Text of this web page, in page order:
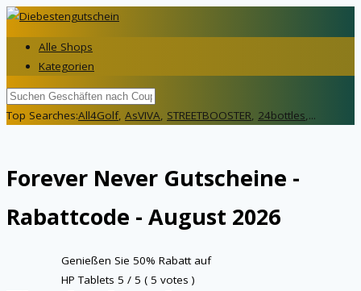
Alle Shops
Kategorien
Top Searches:All4Golf, AsVIVA, STREETBOOSTER, 24bottles,...
Forever Never Gutscheine -
Rabattcode - August 2026
Genießen Sie 50% Rabatt auf
HP Tablets 5 / 5 ( 5 votes )